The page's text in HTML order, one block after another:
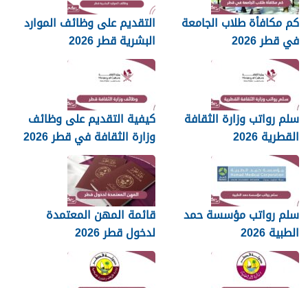
كم مكافأة طلاب الجامعة
في قطر 2026
التقديم على وظائف الموارد
البشرية قطر 2026
سلم رواتب وزارة الثقافة
القطرية 2026
كيفية التقديم على وظائف
وزارة الثقافة في قطر 2026
سلم رواتب مؤسسة حمد
الطبية 2026
قائمة المهن المعتمدة
لدخول قطر 2026